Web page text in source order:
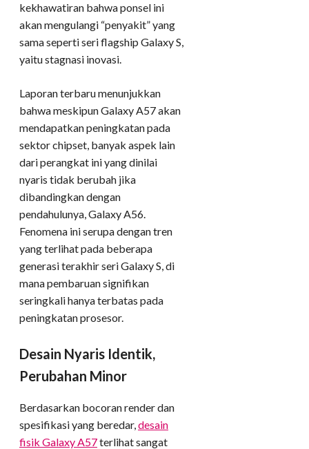
kekhawatiran bahwa ponsel ini
akan mengulangi “penyakit” yang
sama seperti seri flagship Galaxy S,
yaitu stagnasi inovasi.
Laporan terbaru menunjukkan
bahwa meskipun Galaxy A57 akan
mendapatkan peningkatan pada
sektor chipset, banyak aspek lain
dari perangkat ini yang dinilai
nyaris tidak berubah jika
dibandingkan dengan
pendahulunya, Galaxy A56.
Fenomena ini serupa dengan tren
yang terlihat pada beberapa
generasi terakhir seri Galaxy S, di
mana pembaruan signifikan
seringkali hanya terbatas pada
peningkatan prosesor.
Desain Nyaris Identik,
Perubahan Minor
Berdasarkan bocoran render dan
spesifikasi yang beredar,desain
fisik Galaxy A57terlihat sangat